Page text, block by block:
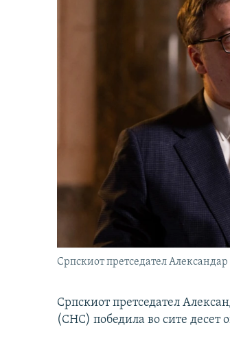
Српскиот претседател
Српскиот претседател
(СНС) победила во сите десет